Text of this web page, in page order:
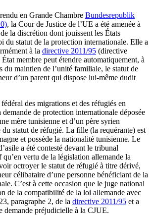
en Grande Chambre Bundesrepublik
, la Cour de Justice de l’UE a été amenée à
la discrétion dont jouissent les États
du statut de la protection internationale. Elle a
à la directive 2011/95 (directive
membre peut étendre automatiquement, à
du maintien de l’unité familiale, le statut de
d’un parent qui dispose lui-même dudit
des migrations et des réfugiés en
de protection internationale déposée
mère tunisienne et d’un père syrien
statut de réfugié. La fille (la requérante) est
et possède la nationalité tunisienne. Le
a été contesté devant le tribunal
vertu de la législation allemande la
octroyer le statut de réfugié à titre dérivé,
célibataire d’une personne bénéficiant de la
C’est à cette occasion que le juge national
de la compatibilité de la loi allemande avec
paragraphe 2, de la directive 2011/95 et a
demande préjudicielle à la CJUE.